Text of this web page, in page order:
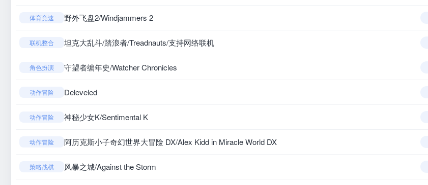
体育竞速 野外飞盘2/Windjammers 2
联机整合 坦克大乱斗/踏浪者/Treadnauts/支持网络联机
角色扮演 守望者编年史/Watcher Chronicles
动作冒险 Deleveled
动作冒险 神秘少女K/Sentimental K
动作冒险 阿历克斯小子奇幻世界大冒险 DX/Alex Kidd in Miracle World DX
策略战棋 风暴之城/Against the Storm